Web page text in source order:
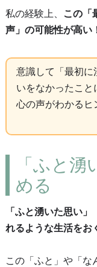
私の経験上、
この「
声」の可能性が高い
意識して「最初に
いをなかったこ
心の声がわかる
「ふと
める
「ふと湧いた思い
れるような生活をお
この「ふと」や「な